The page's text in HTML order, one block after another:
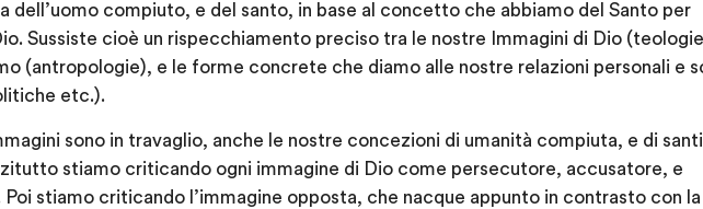
dell’uomo compiuto, e del santo, in base al concetto che abbiamo del Santo per
Sussiste cioè un rispecchiamento preciso tra le nostre Immagini di Dio
(antropologie), e le forme concrete che diamo alle nostre relazioni personali e
etc.).
sono in travaglio, anche le nostre concezioni di umanità compiuta, e di
stiamo criticando ogni immagine di Dio come persecutore, accusatore, e
stiamo criticando l’immagine opposta, che nacque appunto in contrasto con la